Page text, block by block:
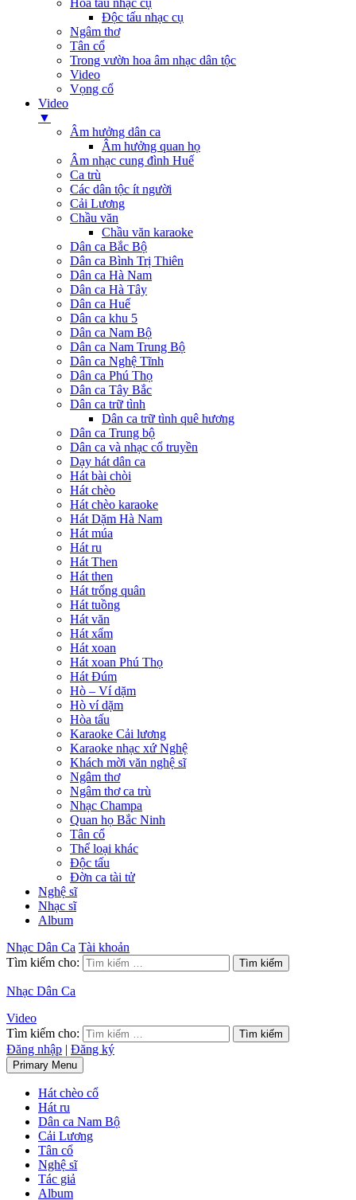
Hòa tấu nhạc cụ
Độc tấu nhạc cụ
Ngâm thơ
Tân cổ
Trong vườn hoa âm nhạc dân tộc
Video
Vọng cổ
Video
▼
Âm hưởng dân ca
Âm hưởng quan họ
Âm nhạc cung đình Huế
Ca trù
Các dân tộc ít người
Cải Lương
Chầu văn
Chầu văn karaoke
Dân ca Bắc Bộ
Dân ca Bình Trị Thiên
Dân ca Hà Nam
Dân ca Hà Tây
Dân ca Huế
Dân ca khu 5
Dân ca Nam Bộ
Dân ca Nam Trung Bộ
Dân ca Nghệ Tĩnh
Dân ca Phú Thọ
Dân ca Tây Bắc
Dân ca trữ tình
Dân ca trữ tình quê hương
Dân ca Trung bộ
Dân ca và nhạc cổ truyền
Dạy hát dân ca
Hát bài chòi
Hát chèo
Hát chèo karaoke
Hát Dặm Hà Nam
Hát múa
Hát ru
Hát Then
Hát then
Hát trống quân
Hát tuồng
Hát văn
Hát xẩm
Hát xoan
Hát xoan Phú Thọ
Hát Đúm
Hò – Ví dặm
Hò ví dặm
Hòa tấu
Karaoke Cải lương
Karaoke nhạc xứ Nghệ
Khách mời văn nghệ sĩ
Ngâm thơ
Ngâm thơ ca trù
Nhạc Champa
Quan họ Bắc Ninh
Tân cổ
Thể loại khác
Độc tấu
Đờn ca tài tử
Nghệ sĩ
Nhạc sĩ
Album
Nhạc Dân Ca Tài khoản
Tìm kiếm cho:
Nhạc Dân Ca
Video
Tìm kiếm cho:
Đăng nhập | Đăng ký
Primary Menu
Hát chèo cổ
Hát ru
Dân ca Nam Bộ
Cải Lương
Tân cổ
Nghệ sĩ
Tác giả
Album